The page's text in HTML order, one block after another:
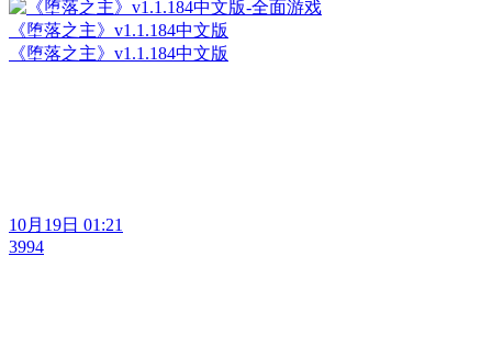
《堕落之主》v1.1.184中文版
《堕落之主》v1.1.184中文版
10月19日 01:21
3994